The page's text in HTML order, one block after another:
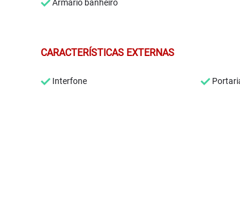
Armário banheiro
CARACTERÍSTICAS EXTERNAS
Interfone